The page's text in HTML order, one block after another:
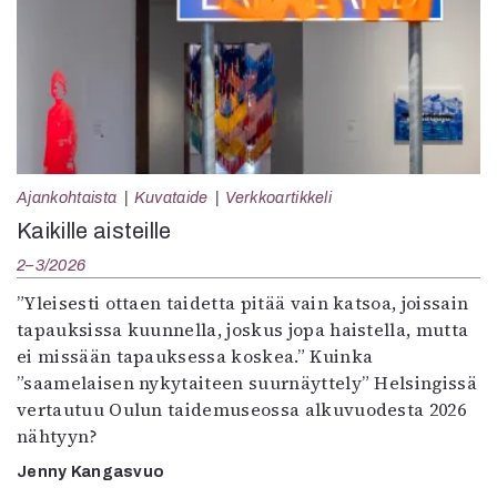
Ajankohtaista Kuvataide Verkkoartikkeli
Kaikille aisteille
2–3/2026
”Yleisesti ottaen taidetta pitää vain katsoa, joissain
tapauksissa kuunnella, joskus jopa haistella, mutta
ei missään tapauksessa koskea.” Kuinka
”saamelaisen nykytaiteen suurnäyttely” Helsingissä
vertautuu Oulun taidemuseossa alkuvuodesta 2026
nähtyyn?
Jenny Kangasvuo